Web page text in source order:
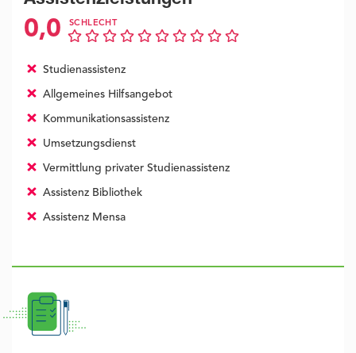
0,0 SCHLECHT
Studienassistenz
Allgemeines Hilfsangebot
Kommunikationsassistenz
Umsetzungsdienst
Vermittlung privater Studienassistenz
Assistenz Bibliothek
Assistenz Mensa